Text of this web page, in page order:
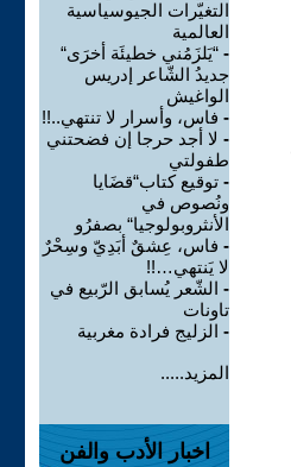
التغيّرات الجيوسياسية
العالمية
- “يَلزَمُني خطيئَة أخرَى“
جديدُ الشّاعر إدريس
الواغيش
- فاس، وأسرار لا تنتهي..!!
- لا أجد حرجا إن فضحتني
طفولتي
- توقيع كتاب“قضَايا
ونُصوص في
الأنثروبولوجيا“ بصفرُو
- فاس، عِشقٌ أبَدِيّ وسِحْرٌ
لا يَنتهي…!!
- الشّعر يُسابق الرّبيع في
تاونات
- الزليج فرادة مغربية
المزيد.....
اخبار الأدب والفن